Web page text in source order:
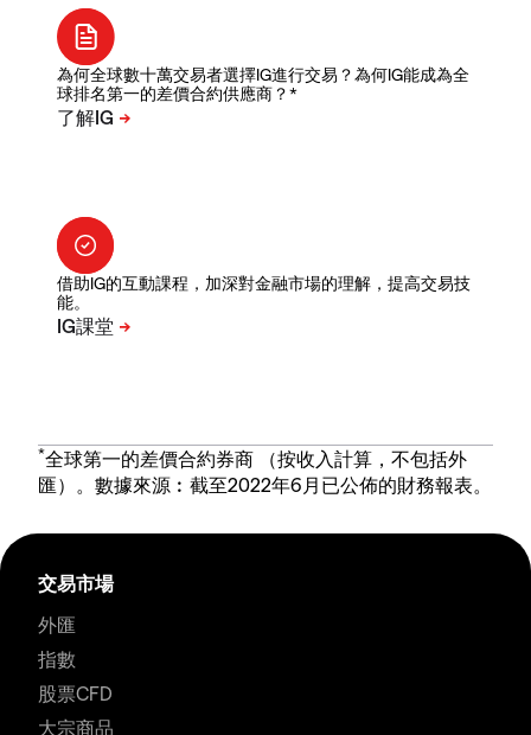
為何全球數十萬交易者選擇IG進行交易？為何IG能成為全
球排名第一的差價合約供應商？*
借助IG的互動課程，加深對金融市場的理解，提高交易技
能。
*全球第一的差價合約券商 （按收入計算，不包括外
匯）。數據來源︰截至2022年6月已公佈的財務報表。
交易市場
外匯
指數
股票CFD
大宗商品